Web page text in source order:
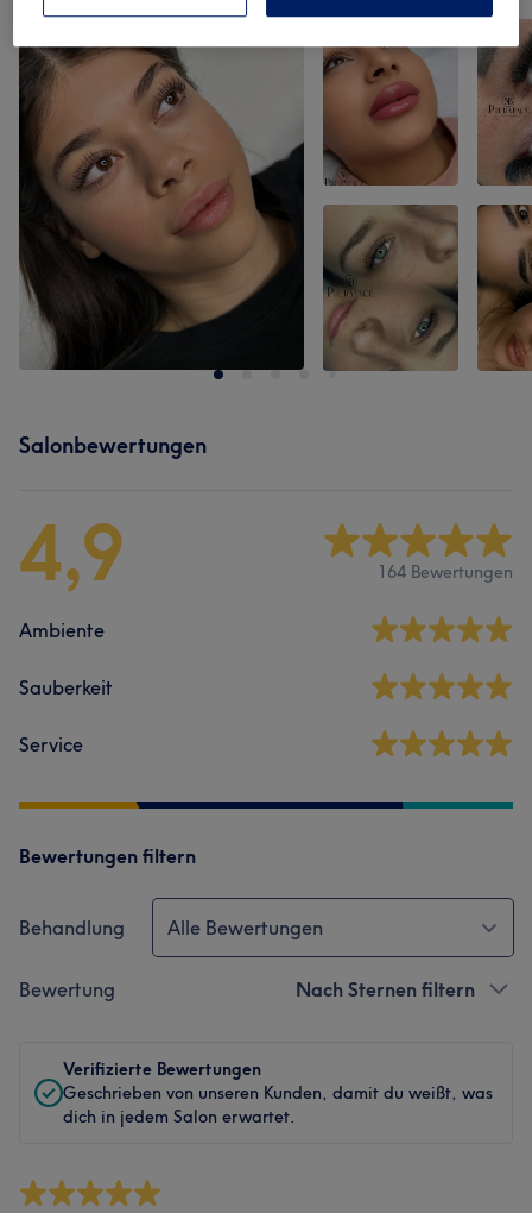
Salonbewertungen
4,9 164 Bewertungen
Ambiente
Sauberkeit
Service
Bewertungen filtern
Behandlung Alle Bewertungen
Bewertung Nach Sternen filtern
Verifizierte Bewertungen
Geschrieben von unseren Kunden, damit du weißt, was
dich in jedem Salon erwartet.